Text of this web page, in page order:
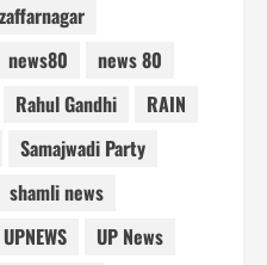
news80
news 80
Rahul Gandhi
RAIN
Samajwadi Party
shamli news
UPNEWS
UP News